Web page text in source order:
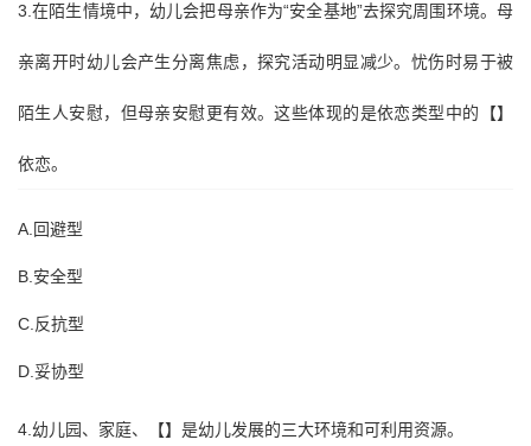
3.在陌生情境中，幼儿会把母亲作为“安全基地”去探究周围环境。母
亲离开时幼儿会产生分离焦虑，探究活动明显减少。忧伤时易于被
陌生人安慰，但母亲安慰更有效。这些体现的是依恋类型中的【】
依恋。
A.回避型
B.安全型
C.反抗型
D.妥协型
4.幼儿园、家庭、【】是幼儿发展的三大环境和可利用资源。